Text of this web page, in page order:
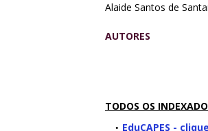
Alaide Santos de
AUTORES
TODOS OS
EduCAPES -